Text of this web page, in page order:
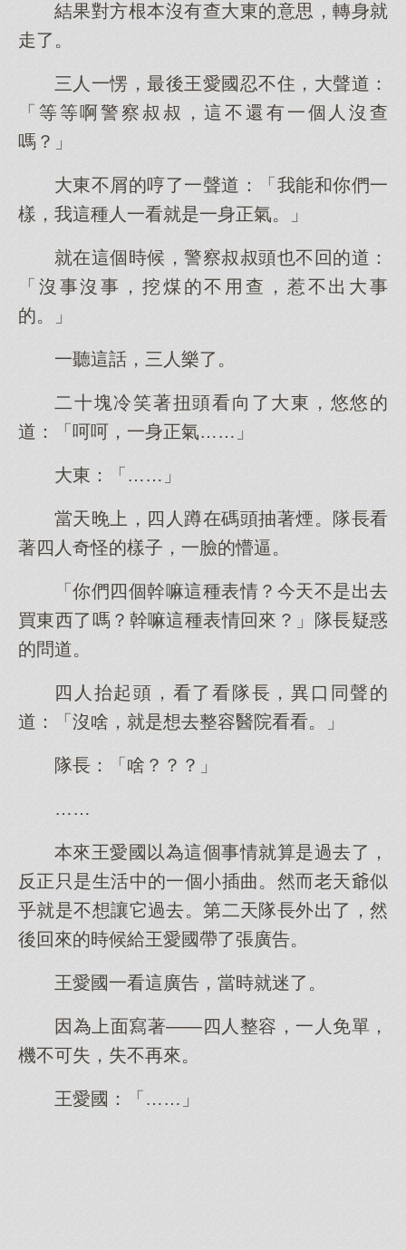
結果對方根本沒有查大東的意思，轉身就
走了。
三人一愣，最後王愛國忍不住，大聲道：
「等等啊警察叔叔，這不還有一個人沒查
嗎？」
大東不屑的哼了一聲道：「我能和你們一
樣，我這種人一看就是一身正氣。」
就在這個時候，警察叔叔頭也不回的道：
「沒事沒事，挖煤的不用查，惹不出大事
的。」
一聽這話，三人樂了。
二十塊冷笑著扭頭看向了大東，悠悠的
道：「呵呵，一身正氣……」
大東：「……」
當天晚上，四人蹲在碼頭抽著煙。隊長看
著四人奇怪的樣子，一臉的懵逼。
「你們四個幹嘛這種表情？今天不是出去
買東西了嗎？幹嘛這種表情回來？」隊長疑惑
的問道。
四人抬起頭，看了看隊長，異口同聲的
道：「沒啥，就是想去整容醫院看看。」
隊長：「啥？？？」
……
本來王愛國以為這個事情就算是過去了，
反正只是生活中的一個小插曲。然而老天爺似
乎就是不想讓它過去。第二天隊長外出了，然
後回來的時候給王愛國帶了張廣告。
王愛國一看這廣告，當時就迷了。
因為上面寫著——四人整容，一人免單，
機不可失，失不再來。
王愛國：「……」